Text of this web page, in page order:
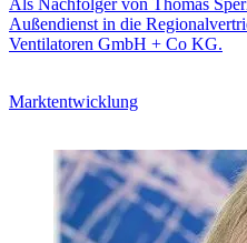
Außendienst in die
Ventilatoren GmbH + Co KG.
Marktentwicklung